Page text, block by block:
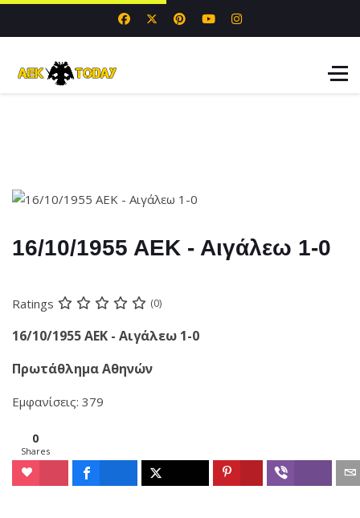
16/10/1955 ΑΕΚ - Αιγάλεω 1-0
Ratings (0)
16/10/1955 ΑΕΚ - Αιγάλεω 1-0
Πρωτάθλημα Αθηνών
Εμφανίσεις: 379
0
Shares